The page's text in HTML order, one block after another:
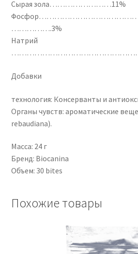
Сырая зола……………………11%
…………….3%
Натрий
Добавки
технология: Консерванты и
Органы чувств: ароматические
rebaudiana).
Масса: 24 г
Бренд: Biocanina
Объем: 30 bites
Похожие товары